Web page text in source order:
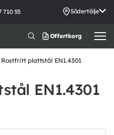
710 55 Södertälje
Offertkorg
plattstål EN1.4301
EN1.4301